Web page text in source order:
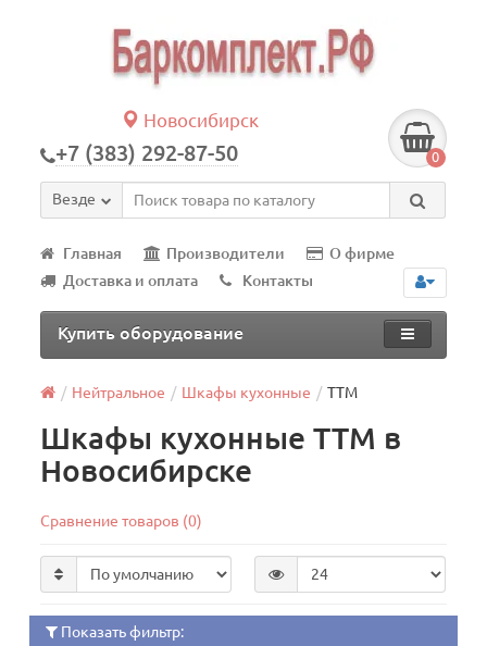
Новосибирск
+7 (383) 292-87-50 0
Везде
Главная Производители
О фирме
Доставка и оплата
Контакты
Купить оборудование
Нейтральное Шкафы кухонные ТТМ
Шкафы кухонные ТТМ в
Новосибирске
Сравнение товаров (0)
Показать фильтр: